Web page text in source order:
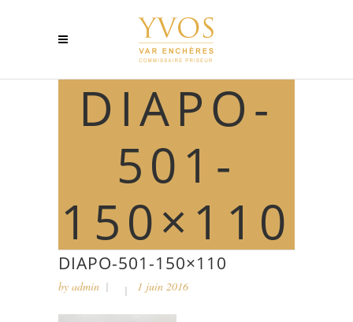
DIAPO-
501-
150×110
DIAPO-501-150×110
by admin 1 juin 2016